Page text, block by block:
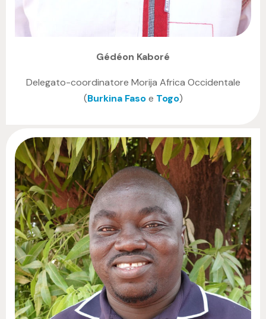
Gédéon Kaboré
Delegato-coordinatore Morija Africa Occidentale
(Burkina Fasoe Togo)